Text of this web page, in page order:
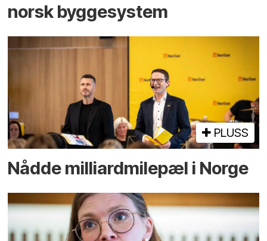
norsk bygge­system
PLUSS
Nådde milliard­­milepæl i Norge